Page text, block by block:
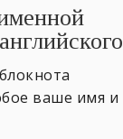
ваше имя и